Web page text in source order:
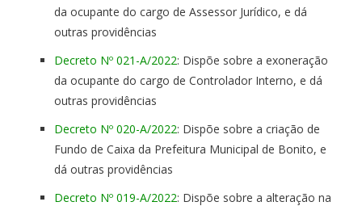
da ocupante do cargo de Assessor Jurídico, e dá
outras providências
Decreto Nº 021-A/2022: Dispõe sobre a exoneração
da ocupante do cargo de Controlador Interno, e dá
outras providências
Decreto Nº 020-A/2022: Dispõe sobre a criação de
Fundo de Caixa da Prefeitura Municipal de Bonito, e
dá outras providências
Decreto Nº 019-A/2022: Dispõe sobre a alteração na